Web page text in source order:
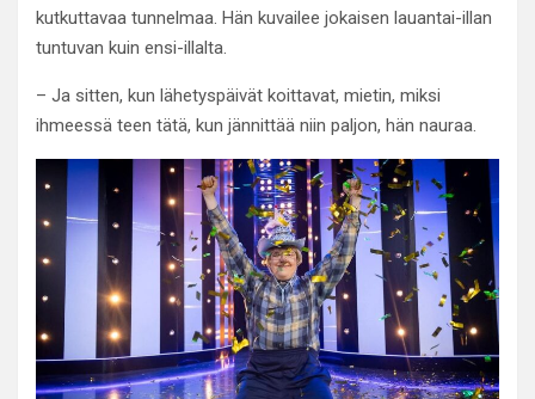
kutkuttavaa tunnelmaa. Hän kuvailee jokaisen lauantai-illan
tuntuvan kuin ensi-illalta.
– Ja sitten, kun lähetyspäivät koittavat, mietin, miksi
ihmeessä teen tätä, kun jännittää niin paljon, hän nauraa.